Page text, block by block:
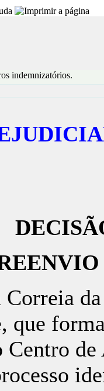
indemnizatórios.
que
Centro